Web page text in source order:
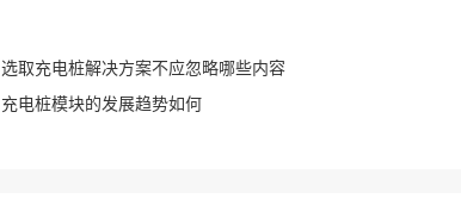
选取充电桩解决方案不应忽略哪些内容
充电桩模块的发展趋势如何